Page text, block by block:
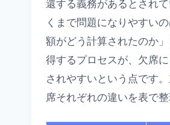
還する義務があるとされ
くまで問題になりやすい
額がどう計算されたのか
得するプロセスが、欠席
されやすいという点です
席それぞれの違いを表で整